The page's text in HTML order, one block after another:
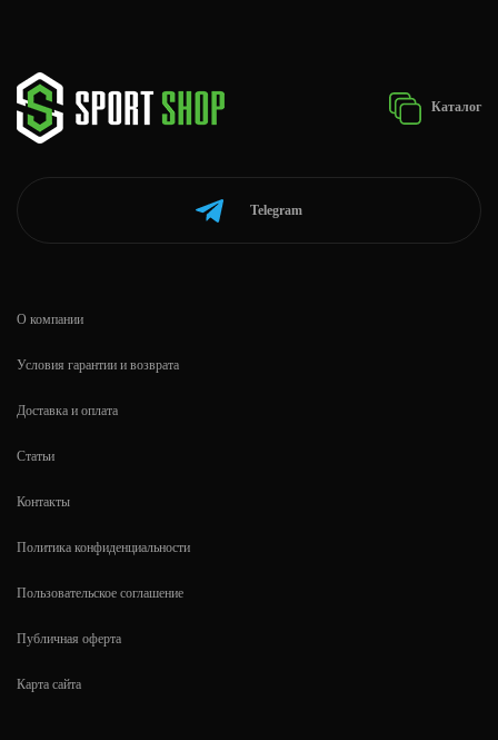
Каталог
Telegram
О компании
Условия гарантии и возврата
Доставка и оплата
Статьи
Контакты
Политика конфиденциальности
Пользовательское соглашение
Публичная оферта
Карта сайта